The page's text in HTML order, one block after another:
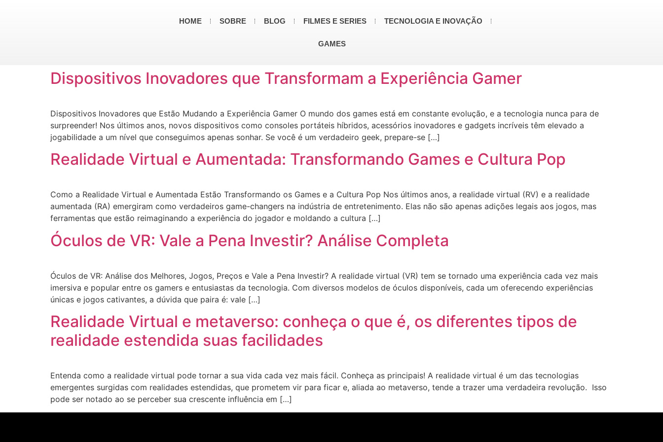
HOME SOBRE BLOG FILMES E SERIES TECNOLOGIA E INOVAÇÃO
GAMES
Dispositivos Inovadores que Transformam a Experiência Gamer
Dispositivos Inovadores que Estão Mudando a Experiência Gamer O mundo dos games está em constante evolução, e a tecnologia nunca para de
surpreender! Nos últimos anos, novos dispositivos como consoles portáteis híbridos, acessórios inovadores e gadgets incríveis têm elevado a
jogabilidade a um nível que conseguimos apenas sonhar. Se você é um verdadeiro geek, prepare-se […]
Realidade Virtual e Aumentada: Transformando Games e Cultura Pop
Como a Realidade Virtual e Aumentada Estão Transformando os Games e a Cultura Pop Nos últimos anos, a realidade virtual (RV) e a realidade
aumentada (RA) emergiram como verdadeiros game-changers na indústria de entretenimento. Elas não são apenas adições legais aos jogos, mas
ferramentas que estão reimaginando a experiência do jogador e moldando a cultura […]
Óculos de VR: Vale a Pena Investir? Análise Completa
Óculos de VR: Análise dos Melhores, Jogos, Preços e Vale a Pena Investir? A realidade virtual (VR) tem se tornado uma experiência cada vez mais
imersiva e popular entre os gamers e entusiastas da tecnologia. Com diversos modelos de óculos disponíveis, cada um oferecendo experiências
únicas e jogos cativantes, a dúvida que paira é: vale […]
Realidade Virtual e metaverso: conheça o que é, os diferentes tipos de
realidade estendida suas facilidades
Entenda como a realidade virtual pode tornar a sua vida cada vez mais fácil. Conheça as principais! A realidade virtual é um das tecnologias
emergentes surgidas com realidades estendidas, que prometem vir para ficar e, aliada ao metaverso, tende a trazer uma verdadeira revolução. Isso
pode ser notado ao se perceber sua crescente influência em […]